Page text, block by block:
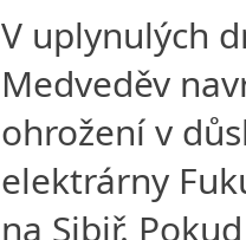
V uplynulých
Medveděv
ohrožení v
elektrárny
na Sibiř.